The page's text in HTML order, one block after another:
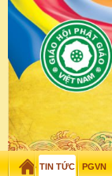
TIN TỨC PGVN